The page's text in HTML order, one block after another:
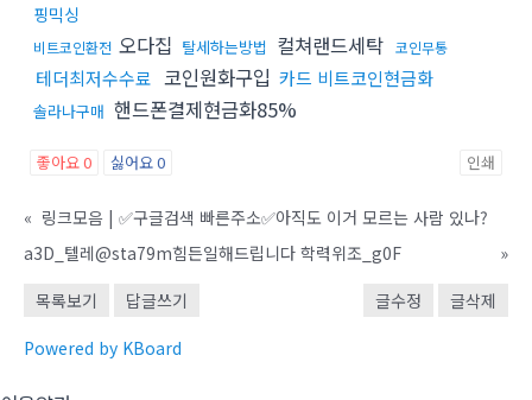
핑믹싱
비트코인환전 오다집 탈세하는방법 컬쳐랜드세탁 코인무통
테더최저수수료 코인원화구입 카드 비트코인현금화
솔라나구매 핸드폰결제현금화85%
좋아요0 싫어요0 인쇄
« 링크모음 | ✅구글검색 빠른주소✅아직도 이거 모르는 사람 있나?
a3D_텔레@sta79m힘든일해드립니다 학력위조_g0F
»
목록보기 답글쓰기 글수정
글삭제
Powered by KBoard